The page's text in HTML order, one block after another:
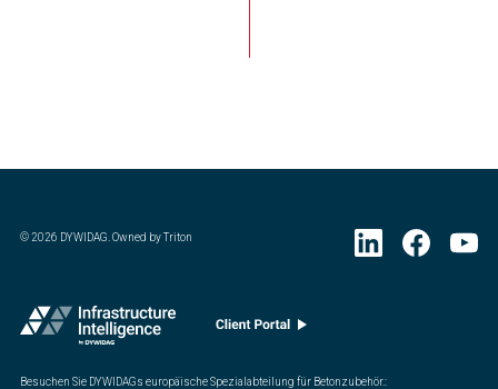
©2026 DYWIDAG. Owned by Triton
Besuchen Sie DYWIDAGs europäische Spezialabteilung für Betonzubehör.: